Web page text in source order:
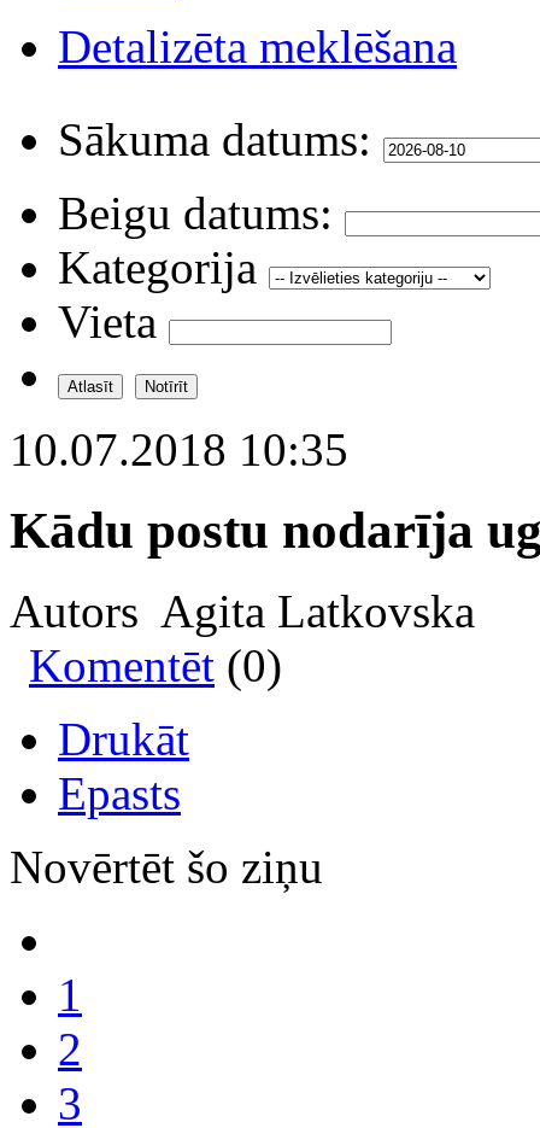
Detalizēta meklēšana
Sākuma datums:
Beigu datums:
Kategorija
Vieta
10.07.2018 10:35
Kādu postu nodarīja
Autors Agita Latkovska
Komentēt (0)
Drukāt
Epasts
Novērtēt šo ziņu
1
2
3